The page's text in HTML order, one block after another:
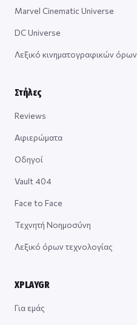
Marvel Cinematic Universe
DC Universe
Λεξικό κινηματογραφικών όρων
Στήλες
Reviews
Αφιερώματα
Οδηγοί
Vault 404
Face to Face
Τεχνητή Νοημοσύνη
Λεξικό όρων τεχνολογίας
XPLAYGR
Για εμάς